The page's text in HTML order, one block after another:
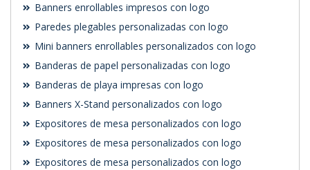
Banners enrollables impresos con logo
Paredes plegables personalizadas con logo
Mini banners enrollables personalizados con logo
Banderas de papel personalizadas con logo
Banderas de playa impresas con logo
Banners X-Stand personalizados con logo
Expositores de mesa personalizados con logo
Expositores de mesa personalizados con logo
Expositores de mesa personalizados con logo